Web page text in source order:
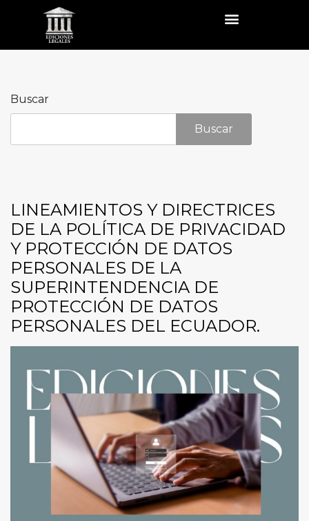
Buscar
Buscar
LINEAMIENTOS Y DIRECTRICES
DE LA POLÍTICA DE PRIVACIDAD
Y PROTECCIÓN DE DATOS
PERSONALES DE LA
SUPERINTENDENCIA DE
PROTECCIÓN DE DATOS
PERSONALES DEL ECUADOR.